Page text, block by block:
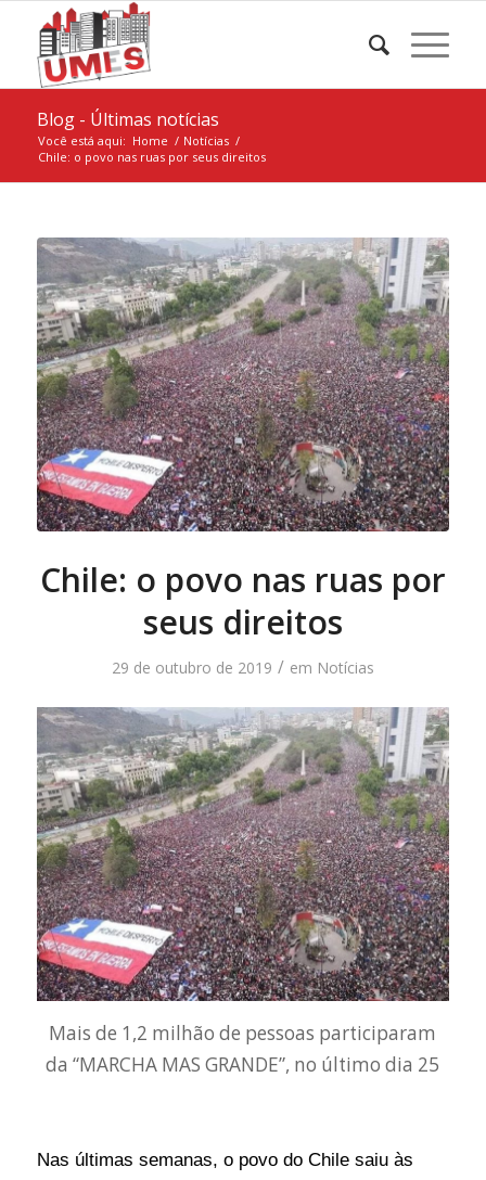
Blog - Últimas notícias
Você está aqui: Home / Notícias /
Chile: o povo nas ruas por seus direitos
Chile: o povo nas ruas por
seus direitos
29 de outubro de 2019 / em Notícias
Mais de 1,2 milhão de pessoas participaram
da “MARCHA MAS GRANDE”, no último dia 25
Nas últimas semanas, o povo do Chile saiu às